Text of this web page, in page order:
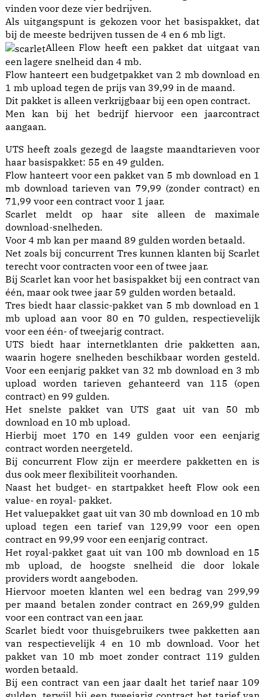
vinden voor deze vier bedrijven.
Als uitgangspunt is gekozen voor het basispakket, dat
bij de meeste bedrijven tussen de 4 en 6 mb ligt.
Alleen Flow heeft een pakket dat uitgaat van
een lagere snelheid dan 4 mb.
Flow hanteert een budgetpakket van 2 mb download en
1 mb upload tegen de prijs van 39,99 in de maand.
Dit pakket is alleen verkrijgbaar bij een open contract.
Men kan bij het bedrijf hiervoor een jaarcontract
aangaan.
UTS heeft zoals gezegd de laagste maandtarieven voor
haar basispakket: 55 en 49 gulden.
Flow hanteert voor een pakket van 5 mb download en 1
mb download tarieven van 79,99 (zonder contract) en
71,99 voor een contract voor 1 jaar.
Scarlet meldt op haar site alleen de maximale
download-snelheden.
Voor 4 mb kan per maand 89 gulden worden betaald.
Net zoals bij concurrent Tres kunnen klanten bij Scarlet
terecht voor contracten voor een of twee jaar.
Bij Scarlet kan voor het basispakket bij een contract van
één, maar ook twee jaar 59 gulden worden betaald.
Tres biedt haar classic-pakket van 5 mb download en 1
mb upload aan voor 80 en 70 gulden, respectievelijk
voor een één- of tweejarig contract.
UTS biedt haar internetklanten drie pakketten aan,
waarin hogere snelheden beschikbaar worden gesteld.
Voor een eenjarig pakket van 32 mb download en 3 mb
upload worden tarieven gehanteerd van 115 (open
contract) en 99 gulden.
Het snelste pakket van UTS gaat uit van 50 mb
download en 10 mb upload.
Hierbij moet 170 en 149 gulden voor een eenjarig
contract worden neergeteld.
Bij concurrent Flow zijn er meerdere pakketten en is
dus ook meer flexibiliteit voorhanden.
Naast het budget- en startpakket heeft Flow ook een
value- en royal- pakket.
Het valuepakket gaat uit van 30 mb download en 10 mb
upload tegen een tarief van 129,99 voor een open
contract en 99,99 voor een eenjarig contract.
Het royal-pakket gaat uit van 100 mb download en 15
mb upload, de hoogste snelheid die door lokale
providers wordt aangeboden.
Hiervoor moeten klanten wel een bedrag van 299,99
per maand betalen zonder contract en 269,99 gulden
voor een contract van een jaar.
Scarlet biedt voor thuisgebruikers twee pakketten aan
van respectievelijk 4 en 10 mb download. Voor het
pakket van 10 mb moet zonder contract 119 gulden
worden betaald.
Bij een contract van een jaar daalt het tarief naar 109